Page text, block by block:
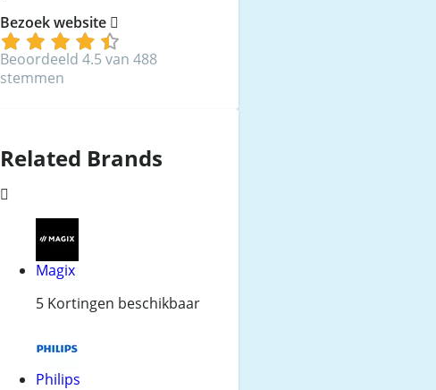
Bezoek website
Beoordeeld 4.5 van 488
stemmen
Related Brands
Magix
5 Kortingen beschikbaar
Philips